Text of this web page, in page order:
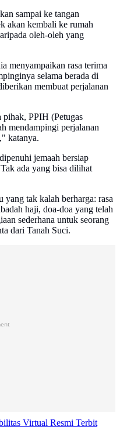
sampai ke tangan
akan kembali ke rumah
oleh-oleh yang
menyampaikan rasa terima
selama berada di
membuat perjalanan
pihak, PPIH (Petugas
mendampingi perjalanan
katanya.
jemaah bersiap
ada yang bisa dilihat
yang tak kalah berharga: rasa
haji, doa-doa yang telah
sederhana untuk seorang
dari Tanah Suci.
Virtual Resmi Terbit